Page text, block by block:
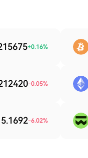
+0.16%
-0.05%
-6.02%